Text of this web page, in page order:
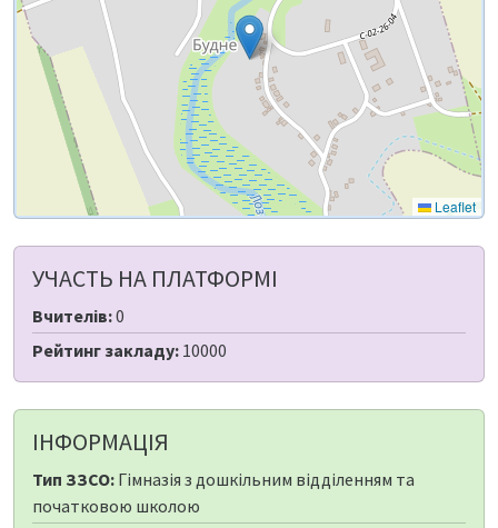
Leaflet
УЧАСТЬ НА ПЛАТФОРМІ
Вчителів:0
Рейтинг закладу: 10000
ІНФОРМАЦІЯ
Тип ЗЗСО: Гімназія з дошкільним відділенням та
початковою школою